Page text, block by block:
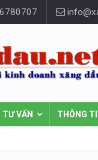
TƯ VẤN THÔNG